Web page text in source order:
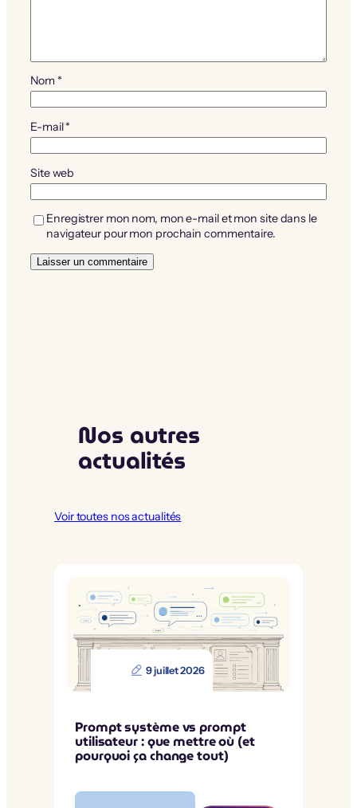
Nom *
E-mail*
Site web
Enregistrer mon nom, mon e-mail et mon site dans le
navigateur pour mon prochain commentaire.
Nos autres
actualités
Voir toutes nos actualités
9 juillet 2026
Prompt système vs prompt
utilisateur : que mettre où (et
pourquoi ça change tout)